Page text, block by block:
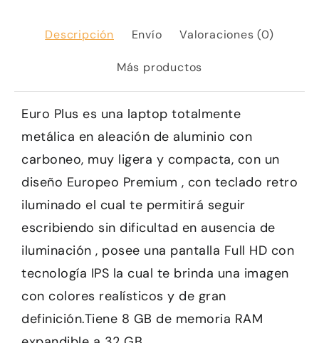
Descripción Envío Valoraciones (0)
Más productos
Euro Plus es una laptop totalmente
metálica en aleación de aluminio con
carboneo, muy ligera y compacta, con un
diseño Europeo Premium , con teclado retro
iluminado el cual te permitirá seguir
escribiendo sin dificultad en ausencia de
iluminación , posee una pantalla Full HD con
tecnología IPS la cual te brinda una imagen
con colores realísticos y de gran
definición.Tiene 8 GB de memoria RAM